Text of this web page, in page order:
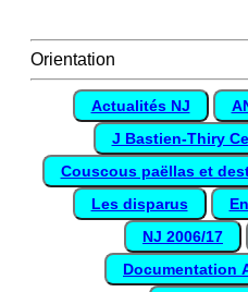
Orientation
Actualités NJ
J Bastien-Thiry
Couscous paëllas et
Les disparus
NJ 2006/17
Documentation